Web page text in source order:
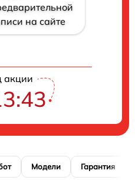
на сайте
акции
Модели Гарантия